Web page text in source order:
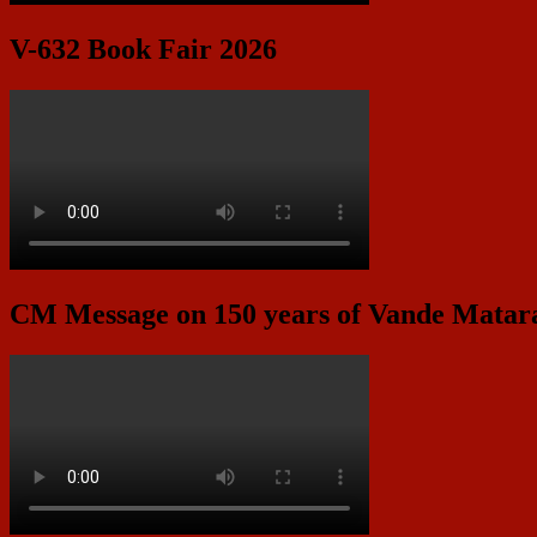
V-632 Book Fair 2026
CM Message on 150 years of Vande